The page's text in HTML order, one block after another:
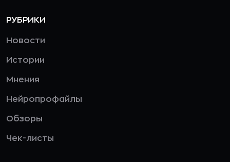
РУБРИКИ
Новости
Истории
Мнения
Нейропрофайлы
Обзоры
Чек-листы